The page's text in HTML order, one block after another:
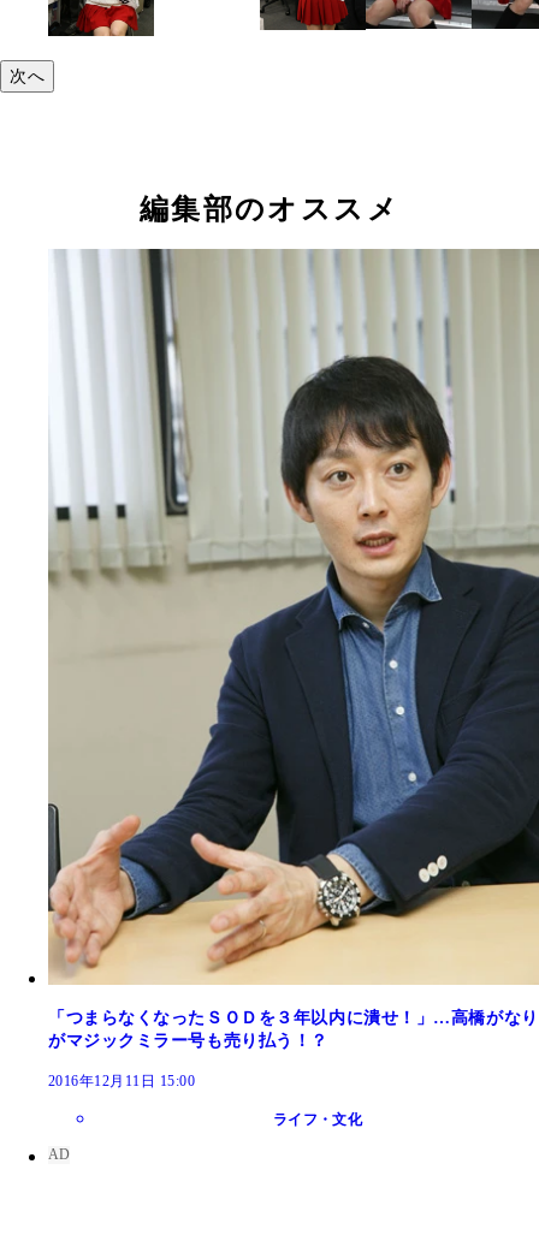
次へ
編集部のオススメ
「つまらなくなったＳＯＤを３年以内に潰せ！」…高橋がなり
がマジックミラー号も売り払う！？
2016年12月11日 15:00
ライフ・文化